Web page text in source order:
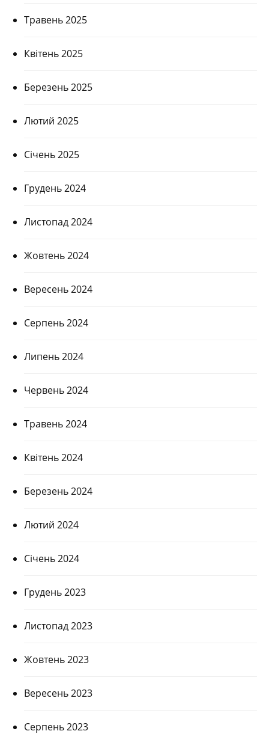
Травень 2025
Квітень 2025
Березень 2025
Лютий 2025
Січень 2025
Грудень 2024
Листопад 2024
Жовтень 2024
Вересень 2024
Серпень 2024
Липень 2024
Червень 2024
Травень 2024
Квітень 2024
Березень 2024
Лютий 2024
Січень 2024
Грудень 2023
Листопад 2023
Жовтень 2023
Вересень 2023
Серпень 2023